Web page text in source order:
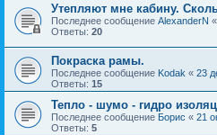
Утепляют мне кабину.
Последнее сообщение AlexanderN «
Ответы: 20
Покраска рамы.
Последнее сообщение Kodak « 23
Ответы: 15
Тепло - шумо - гидро
Последнее сообщение Борис « 21
Ответы: 5